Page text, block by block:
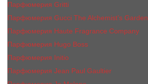
Парфюмерия Gritti
Парфюмерия Gucci The Alchemist’s Garden.
Парфюмерия Haute Fragrance Company
Парфюмерия Hugo Boss
Парфюмерия Initio
Парфюмерия Jean Paul Gaultier